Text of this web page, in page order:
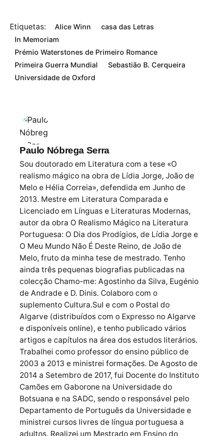
Etiquetas: Alice Winn
casa das Letras
In Memoriam
Prémio Waterstones de Primeiro Romance
Primeira Guerra Mundial
Sebastião B. Cerqueira
Universidade de Oxford
Paulo Nóbrega Serra
Sou doutorado em Literatura com a tese «O
realismo mágico na obra de Lídia Jorge, João de
Melo e Hélia Correia», defendida em Junho de
2013. Mestre em Literatura Comparada e
Licenciado em Línguas e Literaturas Modernas,
autor da obra O Realismo Mágico na Literatura
Portuguesa: O Dia dos Prodígios, de Lídia Jorge e
O Meu Mundo Não É Deste Reino, de João de
Melo, fruto da minha tese de mestrado. Tenho
ainda três pequenas biografias publicadas na
colecção Chamo-me: Agostinho da Silva, Eugénio
de Andrade e D. Dinis. Colaboro com o
suplemento Cultura.Sul e com o Postal do
Algarve (distribuídos com o Expresso no Algarve
e disponíveis online), e tenho publicado vários
artigos e capítulos na área dos estudos literários.
Trabalhei como professor do ensino público de
2003 a 2013 e ministrei formações. De Agosto de
2014 a Setembro de 2017, fui Docente do Instituto
Camões em Gaborone na Universidade do
Botsuana e na SADC, sendo o responsável pelo
Departamento de Português da Universidade e
ministrei cursos livres de língua portuguesa a
adultos. Realizei um Mestrado em Ensino do